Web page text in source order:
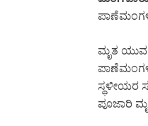
ಮೃತ
ಸ್ಥಳೀಯರ
ಪೂಜಾರಿ